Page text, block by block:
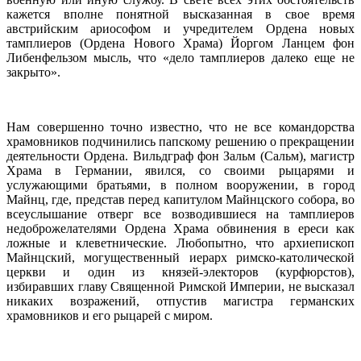
кажется вполне понятной высказанная в свое время
австрийским ариософом и учредителем Ордена новых
тамплиеров (Ордена Нового Храма) Йоргом Ланцем фон
Либенфельзом мысль, что «дело тамплиеров далеко еще не
закрыто».
Нам совершенно точно известно, что не все командорства
храмовников подчинились папскому решению о прекращении
деятельности Ордена. Вильдграф фон Зальм (Сальм), магистр
Храма в Германии, явился, со своими рыцарями и
услужающими братьями, в полном вооружении, в город
Майнц, где, представ перед капитулом Майнцского собора, во
всеуслышание отверг все возводившиеся на тамплиеров
недоброжелателями Ордена Храма обвинения в ереси как
ложные и клеветнические. Любопытно, что архиепископ
Майнцский, могущественный иерарх римско-католической
церкви и один из князей-электоров (курфюрстов),
избиравших главу Священной Римской Империи, не высказал
никаких возражений, отпустив магистра германских
храмовников и его рыцарей с миром.